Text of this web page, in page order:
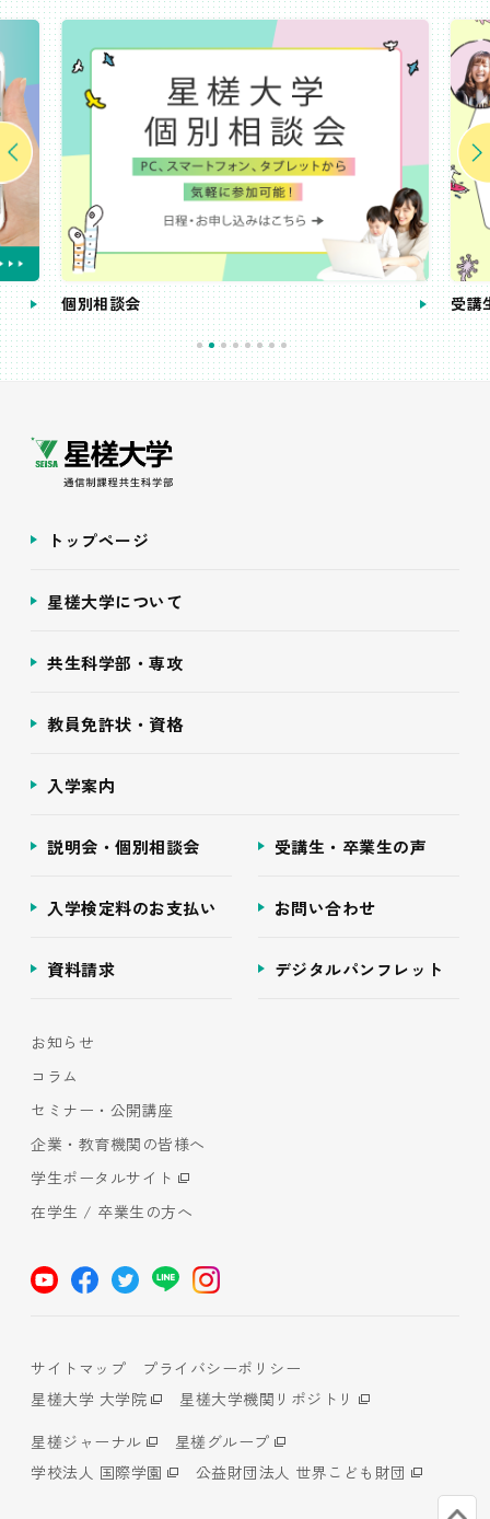
個別相談会 受講
トップページ
星槎大学について
共生科学部・専攻
教員免許状・資格
入学案内
説明会・個別相談会 受講生・卒業生の声
入学検定料のお支払い お問い合わせ
資料請求 デジタルパンフレット
お知らせ
コラム
セミナー・公開講座
企業・教育機関の皆様へ
学生ポータルサイト
在学生 / 卒業生の方へ
サイトマップ
プライバシーポリシー
星槎大学 大学院
星槎大学機関リポジトリ
星槎ジャーナル
星槎グループ
学校法人 国際学園
公益財団法人 世界こども財団